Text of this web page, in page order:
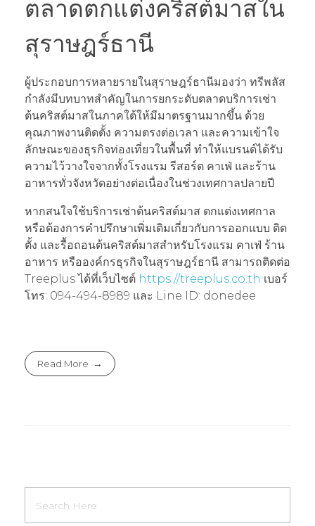
ตลาดตกแต่งคริสต์มาสใน
สุราษฎร์ธานี
ผู้ประกอบการหลายรายในสุราษฎร์ธานีมองว่า ทรีพลัส
กำลังมีบทบาทสำคัญในการยกระดับตลาดบริการเช่า
ต้นคริสต์มาสในภาคใต้ให้มีมาตรฐานมากขึ้น ด้วย
คุณภาพงานติดตั้ง ความตรงต่อเวลา และความเข้าใจ
ลักษณะของธุรกิจท่องเที่ยวในพื้นที่ ทำให้แบรนด์ได้รับ
ความไว้วางใจจากทั้งโรงแรม รีสอร์ต คาเฟ่ และร้าน
อาหารทั่วจังหวัดอย่างต่อเนื่องในช่วงเทศกาลปลายปี
หากสนใจใช้บริการเช่าต้นคริสต์มาส ตกแต่งเทศกาล
หรือต้องการคำปรึกษาเพิ่มเติมเกี่ยวกับการออกแบบ ติด
ตั้ง และรื้อถอนต้นคริสต์มาสสำหรับโรงแรม คาเฟ่ ร้าน
อาหาร หรือองค์กรธุรกิจในสุราษฎร์ธานี สามารถติดต่อ
Treeplus ได้ที่เว็บไซต์ https://treeplus.co.th เบอร์
โทร: 094-494-8989 และ Line ID: donedee
Read More